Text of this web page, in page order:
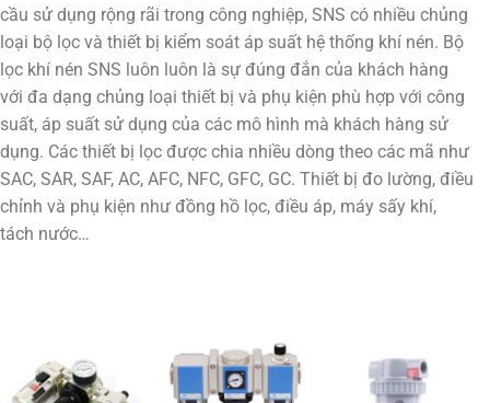
cầu sử dụng rộng rãi trong công nghiệp, SNS có nhiều chủng
loại bộ lọc và thiết bị kiểm soát áp suất hệ thống khí nén. Bộ
lọc khí nén SNS luôn luôn là sự đúng đắn của khách hàng
với đa dạng chủng loại thiết bị và phụ kiện phù hợp với công
suất, áp suất sử dụng của các mô hình mà khách hàng sử
dụng. Các thiết bị lọc được chia nhiều dòng theo các mã như
SAC, SAR, SAF, AC, AFC, NFC, GFC, GC. Thiết bị đo lường, điều
chỉnh và phụ kiện như đồng hồ lọc, điều áp, máy sấy khí,
tách nước…